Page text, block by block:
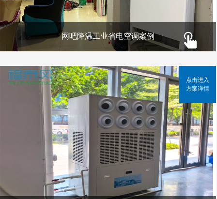
网吧降温工业省电空调案例
点击进入
方案详情